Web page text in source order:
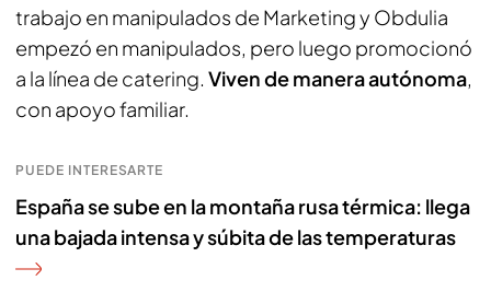
trabajo en manipulados de Marketing y Obdulia
empezó en manipulados, pero luego promocionó
a la línea de catering. Viven de manera autónoma,
con apoyo familiar.
PUEDE INTERESARTE
España se sube en la montaña rusa térmica: llega
una bajada intensa y súbita de las temperaturas